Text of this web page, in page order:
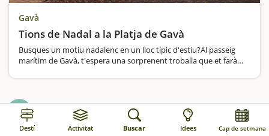
Gavà
Tions de Nadal a la Platja de Gavà
Busques un motiu nadalenc en un lloc típic d'estiu?Al passeig
marítim de Gavà, t'espera una sorprenent troballa que et farà
16 Tions a Montjuic
Destí Activitat Buscar Idees Cap de setmana